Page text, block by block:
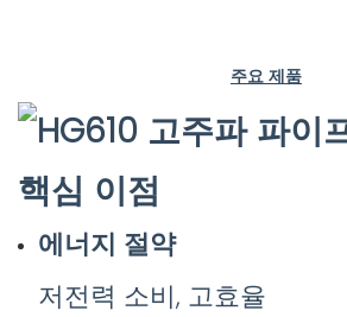
주요 제품
핵심 이점
에너지 절약
저전력 소비, 고효율